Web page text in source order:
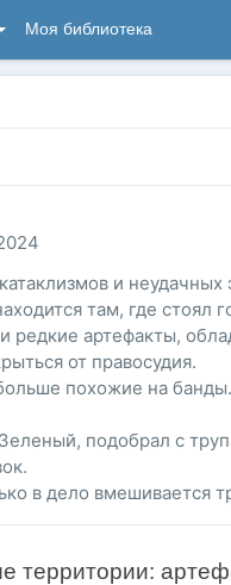
Моя библиотека
и
там, где стоял
редкие артефакты,
от правосудия.
похожие на
подобрал с
в дело вмешивается
территории: